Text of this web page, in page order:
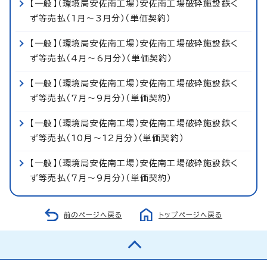
【一般】（環境局安佐南工場）安佐南工場破砕施設鉄く
ず等売払（1月～3月分）（単価契約）
【一般】（環境局安佐南工場）安佐南工場破砕施設鉄く
ず等売払（4月～6月分）（単価契約）
【一般】（環境局安佐南工場）安佐南工場破砕施設鉄く
ず等売払（7月～9月分）（単価契約）
【一般】（環境局安佐南工場）安佐南工場破砕施設鉄く
ず等売払（10月～12月分）（単価契約）
【一般】（環境局安佐南工場）安佐南工場破砕施設鉄く
ず等売払（7月～9月分）（単価契約）
前のページへ戻る トップページへ戻る